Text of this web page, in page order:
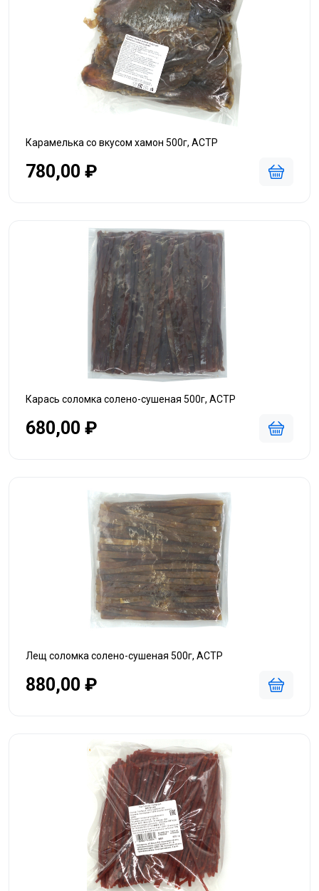
Карамелька со вкусом хамон 500г, АСТР
780,00 ₽
Карась соломка солено-сушеная 500г, АСТР
680,00 ₽
Лещ соломка солено-сушеная 500г, АСТР
880,00 ₽